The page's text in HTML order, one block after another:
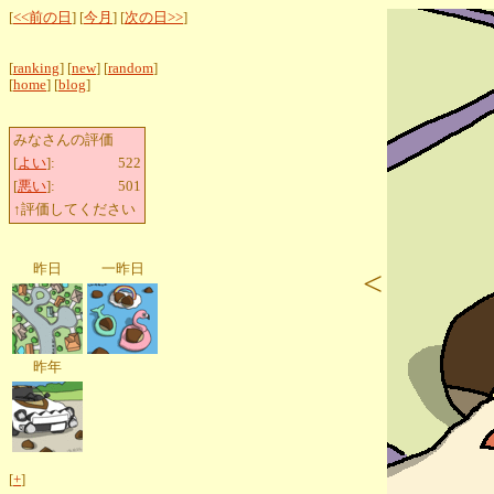
[<<前の日 ] [今月 ] [次の日>>]
[ranking] [new] [random]
[home] [blog]
みなさんの評価
[よい]:
522
[悪い]:
501
↑評価してください
昨日 一昨日
昨年
[+]
<